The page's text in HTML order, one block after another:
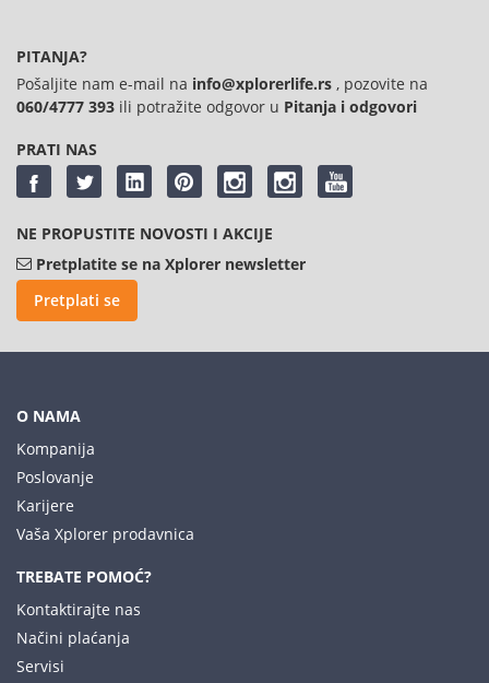
PITANJA?
Pošaljite nam e-mail na info@xplorerlife.rs , pozovite na
060/4777 393 ili potražite odgovor u Pitanja i odgovori
PRATI NAS
NE PROPUSTITE NOVOSTI I AKCIJE
Pretplatite se na Xplorer newsletter
Pretplati se
O NAMA
Kompanija
Poslovanje
Karijere
Vaša Xplorer prodavnica
TREBATE POMOĆ?
Kontaktirajte nas
Načini plaćanja
Servisi